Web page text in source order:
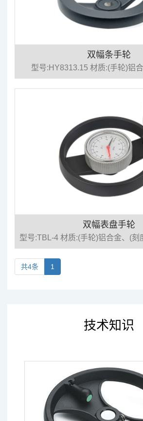
双幅条手轮
型号:HY8313.15 材质:(手轮)铝
双幅表盘手轮
型号:TBL-4 材质:(手轮)铝合金、(刻
柄)钢
共4条 1
技术知识